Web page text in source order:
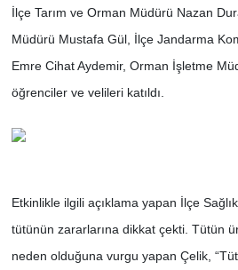
İlçe Tarım ve Orman Müdürü Nazan
Müdürü Mustafa Gül, İlçe Jandarma
Emre Cihat Aydemir, Orman İşletme
öğrenciler ve velileri katıldı.
Etkinlikle ilgili açıklama yapan İlçe
tütünün zararlarına dikkat çekti. Tütün
neden olduğuna vurgu yapan Çelik,